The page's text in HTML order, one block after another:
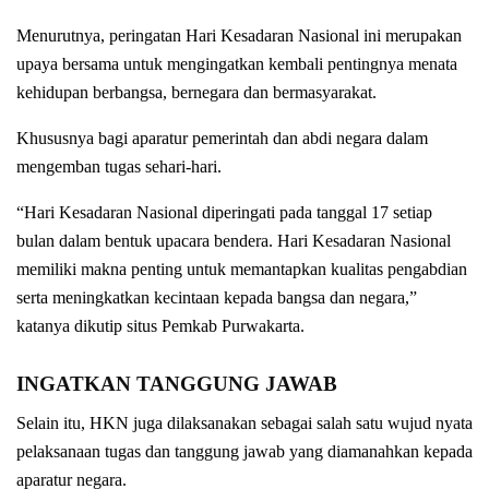
Menurutnya, peringatan Hari Kesadaran Nasional ini merupakan
upaya bersama untuk mengingatkan kembali pentingnya menata
kehidupan berbangsa, bernegara dan bermasyarakat.
Khususnya bagi aparatur pemerintah dan abdi negara dalam
mengemban tugas sehari-hari.
“Hari Kesadaran Nasional diperingati pada tanggal 17 setiap
bulan dalam bentuk upacara bendera. Hari Kesadaran Nasional
memiliki makna penting untuk memantapkan kualitas pengabdian
serta meningkatkan kecintaan kepada bangsa dan negara,”
katanya dikutip situs Pemkab Purwakarta.
INGATKAN TANGGUNG JAWAB
Selain itu, HKN juga dilaksanakan sebagai salah satu wujud nyata
pelaksanaan tugas dan tanggung jawab yang diamanahkan kepada
aparatur negara.